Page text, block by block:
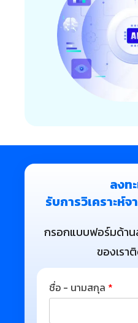
ลงท
รับการวิเคราะห์
กรอกแบบฟอร์มด้าน
ของเรา
ชื่อ - นามสกุล *